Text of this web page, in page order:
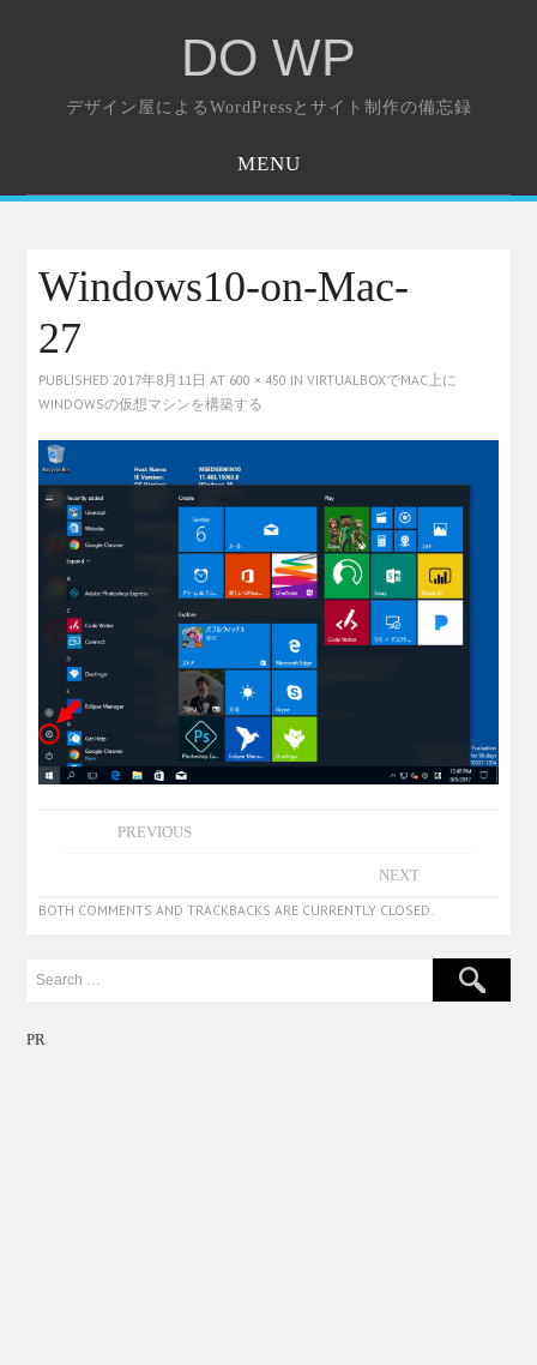
DO WP
デザイン屋によるWordPressとサイト制作の備忘録
MENU
Windows10-on-Mac-
27
PUBLISHED2017年8月11日 AT 600 × 450 INVIRTUALBOXでMAC上に
WINDOWSの仮想マシンを構築する
PREVIOUS
NEXT
BOTH COMMENTS AND TRACKBACKS ARE CURRENTLY CLOSED.
PR